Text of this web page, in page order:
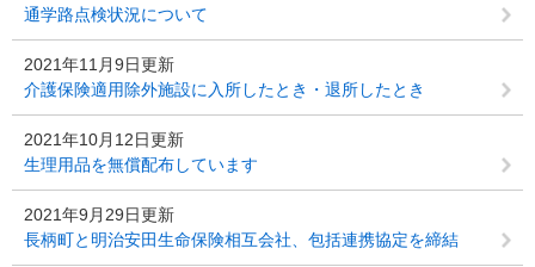
通学路点検状況について
2021年11月9日更新
介護保険適用除外施設に入所したとき・退所したとき
2021年10月12日更新
生理用品を無償配布しています
2021年9月29日更新
長柄町と明治安田生命保険相互会社、包括連携協定を締結